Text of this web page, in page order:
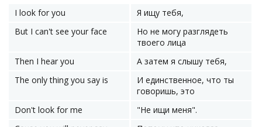
I look for you
Я ищу тебя,
But I can't see your face
Но не могу разглядеть
твоего лица
Then I hear you
А затем я слышу тебя,
The only thing you say is
И единственное, что ты
говоришь, это
Don't look for me
"Не ищи меня".